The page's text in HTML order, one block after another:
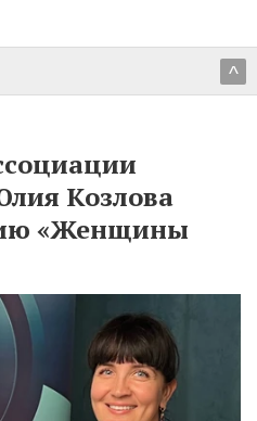
^
Козлова
«Женщины